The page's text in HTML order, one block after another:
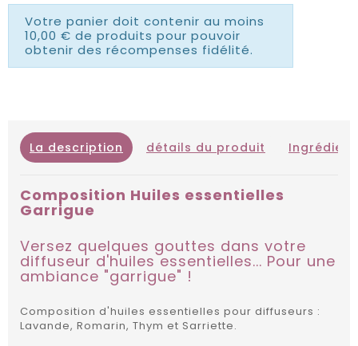
Votre panier doit contenir au moins
10,00 € de produits pour pouvoir
obtenir des récompenses fidélité.
La description détails du produit
Composition Huiles essentielles
Garrigue
Versez quelques gouttes dans votre
diffuseur d'huiles essentielles... Pour une
ambiance "garrigue" !
Composition d'huiles essentielles pour diffuseurs :
Lavande, Romarin, Thym et Sarriette.